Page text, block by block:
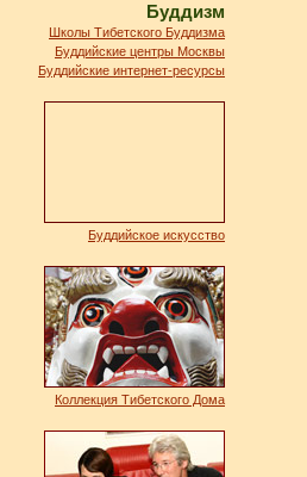
Буддизм
Школы Тибетского Буддизма
Буддийские центры Москвы
Буддийские интернет-ресурсы
Буддийское искусство
Коллекция Тибетского Дома